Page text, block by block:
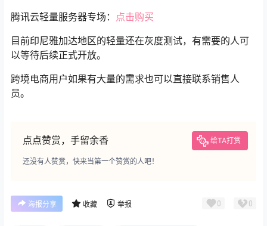
腾讯云轻量服务器专场： 点击购买
目前印尼雅加达地区的轻量还在灰度测试，有需要的人可
以等待后续正式开放。
跨境电商用户如果有大量的需求也可以直接联系销售人
员。
点点赞赏，手留余香 给TA打赏
还没有人赞赏，快来当第一个赞赏的人吧！
海报分享 收藏 举报 0 0